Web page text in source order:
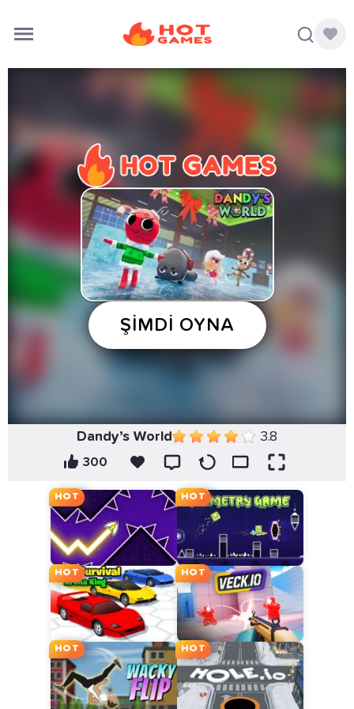
Dandy’s World 3.8
300
HOT HOT
HOT HOT
HOT HOT